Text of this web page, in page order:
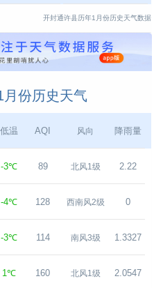
开封通许县历年1月份历史天气数据
份历史天气
低温 AQI 风向 降雨量
-3℃ 89 北风1级 2.22
-4℃ 128 西南风2级 0
-3℃ 114 南风3级 1.3327
1℃ 160 北风1级 2.0547